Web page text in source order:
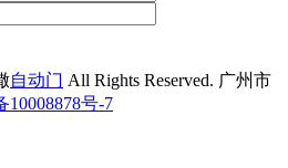
自动门 All Rights Reserved. 广州市
10008878号-7